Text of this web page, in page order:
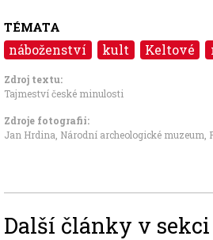
TÉMATA
náboženství kult Keltové
Zdroj textu:
Tajmeství české minulosti
Zdroje fotografii:
Jan Hrdina, Národní archeologické muzeum,
Další články v sekci